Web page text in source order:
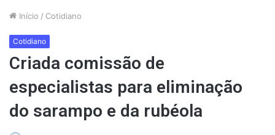
Início / Cotidiano
Cotidiano
Criada comissão de
especialistas para eliminação
do sarampo e da rubéola